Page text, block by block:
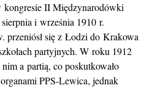
kongresie II Międzynarodówki
i września 1910 r.
się z Łodzi do Krakowa
partyjnych. W roku 1912
a partią, co poskutkowało
PPS-Lewica, jednak